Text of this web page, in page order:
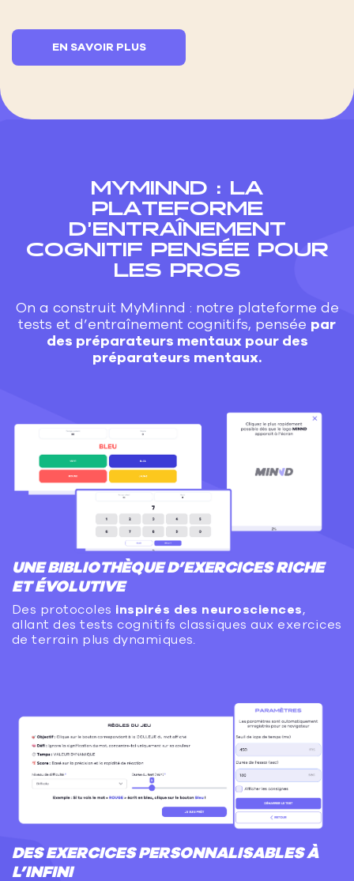
EN SAVOIR PLUS
MYMINND : LA
PLATEFORME
D’ENTRAÎNEMENT
COGNITIF PENSÉE POUR
LES PROS
On a construit MyMinnd : notre plateforme de
tests et d’entraînement cognitifs, pensée par
des préparateurs mentaux pour des
préparateurs mentaux.
UNE BIBLIOTHÈQUE D’EXERCICES RICHE
ET ÉVOLUTIVE
Des protocoles inspirés des neurosciences,
allant des tests cognitifs classiques aux exercices
de terrain plus dynamiques.
DES EXERCICES PERSONNALISABLES À
L’INFINI